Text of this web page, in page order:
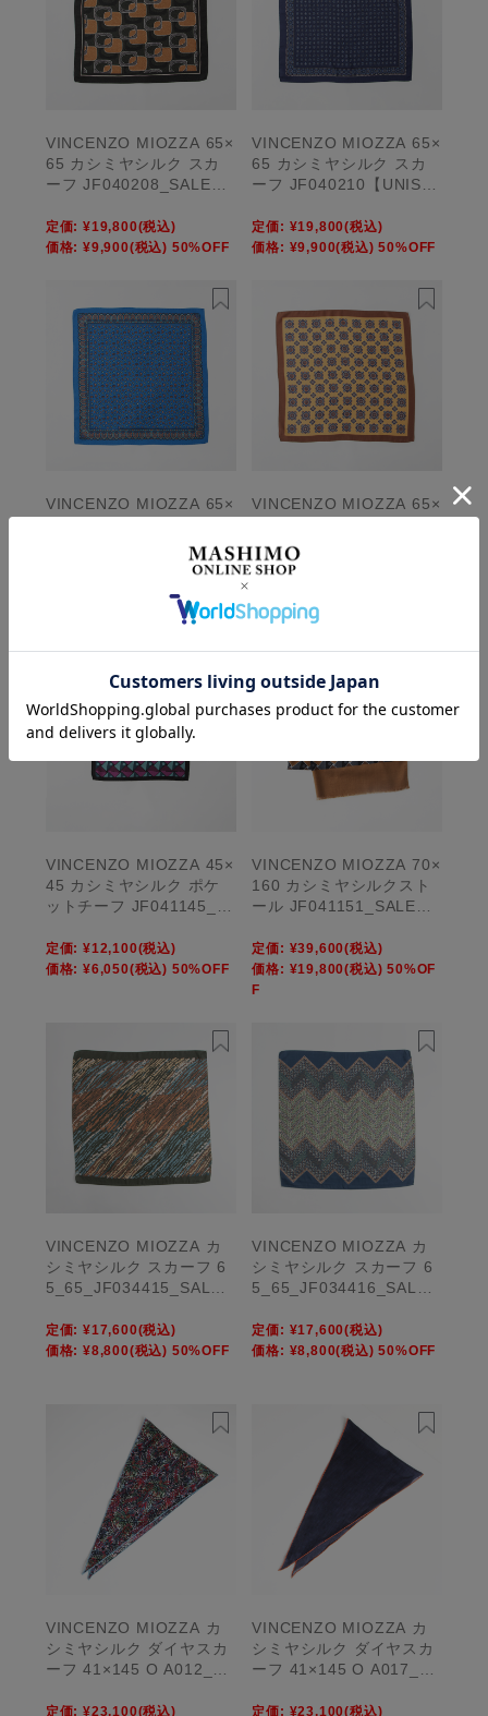
VINCENZO MIOZZA 65×
65 カシミヤシルク スカ
ーフ JF040208_SALE
定価: ¥19,800(税込)
価格: ¥9,900(税込) 50%OFF
VINCENZO MIOZZA 65×
65 カシミヤシルク スカ
ーフ JF040210【UNISE
定価: ¥19,800(税込)
価格: ¥9,900(税込) 50%OFF
VINCENZO MIOZZA 65×
ーフ JF040215_SALE
50%OFF
VINCENZO MIOZZA 65×
ーフ JF040216_SALE
【UNISEX】
価格: ¥9,900
VINCENZO MIOZZA 45×
45 カシミヤシルク ポケ
ットチーフ JF041145_S
定価: ¥12,100(税込)
価格: ¥6,050(税込) 50%OFF
VINCENZO MIOZZA 70×
160 カシミヤシルクスト
ール JF041151_SALE
定価: ¥39,600(税込)
価格: ¥19,800(税込) 50%OF
F
VINCENZO MIOZZA カ
シミヤシルク スカーフ 6
5_65_JF034415_SALE
定価: ¥17,600(税込)
価格: ¥8,800(税込) 50%OFF
VINCENZO MIOZZA カ
シミヤシルク スカーフ 6
5_65_JF034416_SALE
定価: ¥17,600(税込)
価格: ¥8,800(税込) 50%OFF
VINCENZO MIOZZA カ
シミヤシルク ダイヤスカ
ーフ 41×145 O A012_SA
定価: ¥23,100(税込)
VINCENZO MIOZZA カ
シミヤシルク ダイヤスカ
ーフ 41×145 O A017_SA
定価: ¥23,100(税込)